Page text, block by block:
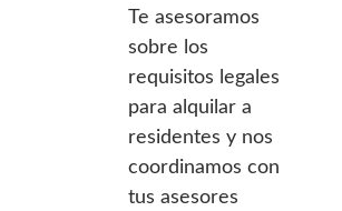
Te asesoramos
sobre los
requisitos legales
para alquilar a
residentes y nos
coordinamos con
tus asesores